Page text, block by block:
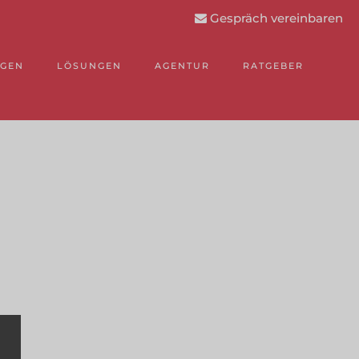
LÖSUNGEN AGENTUR RATGEBER
Gespräch vereinbaren